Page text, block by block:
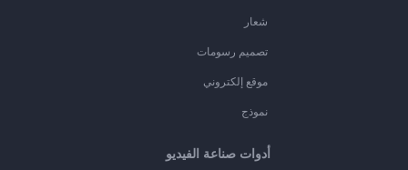
شعار
تصميم رسومات
موقع إلكتروني
نموذج
أدوات صناعة الفيديو